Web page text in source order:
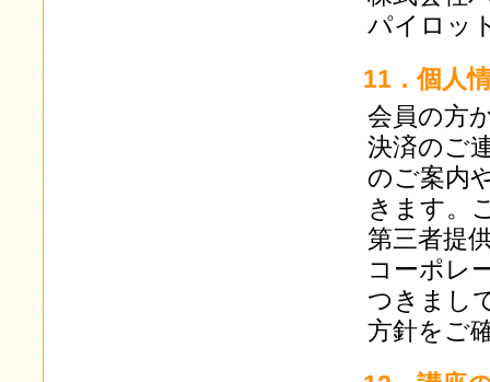
パイロッ
11．個人
会員の方
決済のご
のご案内
きます。
第三者提
コーポレ
つきまし
方針をご